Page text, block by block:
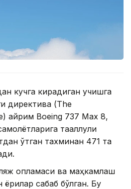
кучга кирадиган учишга
директива (The
айрим Boeing 737 Max 8,
тааллуқли
ўтган тахминан 471 та
қопламаси ва маҳкамлаш
ёриқлар сабаб бўлган. Бу